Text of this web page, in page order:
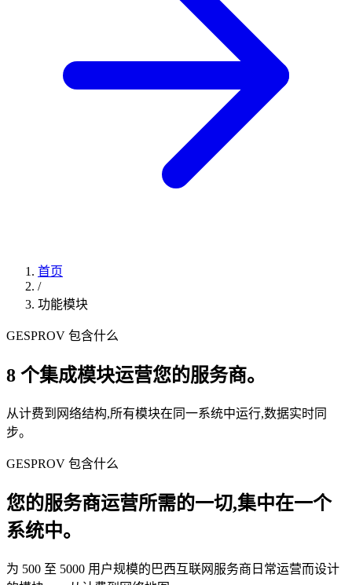
首页
/
功能模块
GESPROV 包含什么
8 个集成模块运营您的服务商。
从计费到网络结构,所有模块在同一系统中运行,数据实时同
步。
GESPROV 包含什么
您的服务商运营所需的一切,集中在一个
系统中。
为 500 至 5000 用户规模的巴西互联网服务商日常运营而设计